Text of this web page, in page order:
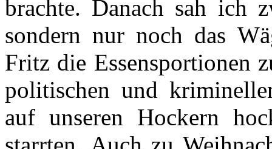
brachte. Danach sah ich
sondern nur noch das
Fritz die Essensportionen
politischen und
auf unseren Hockern